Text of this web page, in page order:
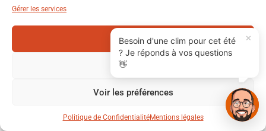
Gérer les services
Accepter
Refuser
Voir les préférences
Politique de ConfidentialitéMentions légales
✕
Besoin d'une clim pour cet été
? Je réponds à vos questions
👋
🔥 PAC air/eau
♨️ Poêle
🏠 Rénovation